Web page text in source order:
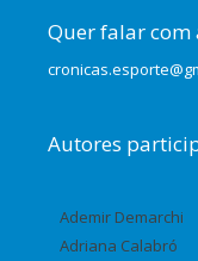
Quer falar com
Autores
Ademir Demarchi
Adriana Calabró